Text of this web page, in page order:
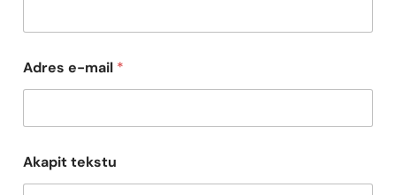
-
m
i
*
A
k
Adres e-mail *
Akapit tekstu